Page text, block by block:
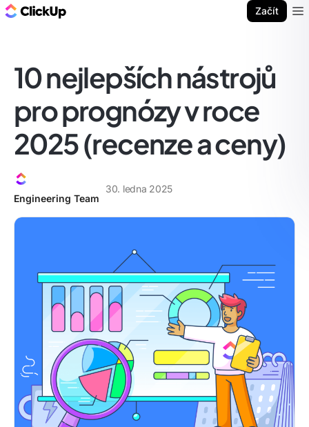
Začít
10 nejlepších nástrojů
pro prognózy v roce
2025 (recenze a ceny)
Engineering Team
30. ledna 2025